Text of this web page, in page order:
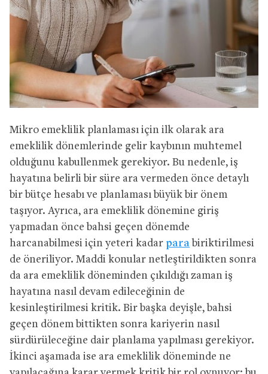
Mikro emeklilik planlaması için ilk olarak ara
emeklilik dönemlerinde gelir kaybının muhtemel
olduğunu kabullenmek gerekiyor. Bu nedenle, iş
hayatına belirli bir süre ara vermeden önce detaylı
bir bütçe hesabı ve planlaması büyük bir önem
taşıyor. Ayrıca, ara emeklilik dönemine giriş
yapmadan önce bahsi geçen dönemde
harcanabilmesi için yeteri kadar para biriktirilmesi
de öneriliyor. Maddi konular netleştirildikten sonra
da ara emeklilik döneminden çıkıldığı zaman iş
hayatına nasıl devam edileceğinin de
kesinleştirilmesi kritik. Bir başka deyişle, bahsi
geçen dönem bittikten sonra kariyerin nasıl
sürdürüleceğine dair planlama yapılması gerekiyor.
İkinci aşamada ise ara emeklilik döneminde ne